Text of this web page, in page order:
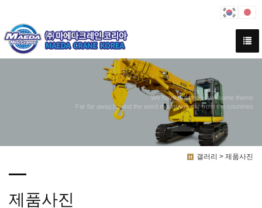
We have created a awesome theme
Far far away,behind the word mountains, far from the countries
갤러리 > 제품사진
제품사진